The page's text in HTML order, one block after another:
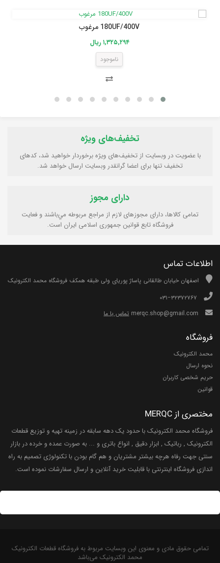
180UF/400V مرغوب
۱,۳۲۵,۲۹۴ ریال
ناموجود
تخفیف‌های ویژه
با عضویت در وبسایت از تخفیف‌های ویژه برخوردار خواهید شد، کدهای
تخفیف تنها برای اعضا گرانقدر وبسایت ارسال خواهد شد.
دارای مجوز
تمامی كالاها، دارای مجوزهای لازم از مراجع مربوطه مي‌باشند و فعایت
فروشگاه تابع قوانين جمهوری اسلامی ايران است.
اطلاعات تماس
اصفهان خیابان طالقانی پاساژ پوریای ولی طبقه همکف فروشگاه محمد الکترونیک
تماس با ما
فروشگاه
محمد الکترونیک
نحوه ارسال
حریم شخصی کاربران
قوانین
مختصری از MERQC
فروشگاه محمد الکترونیک با حدود یک دهه سابقه در زمینه تهیه و توزیع قطعات
الکترونیک , رباتیک , ابزار دقیق , انواع باتری و ... به صورت عمده و خرده در بازار
سنتی جهت رفاه هرچه بیشتر مشتریان و هم گام بودن با تکنولوژی تصمیم به راه
اندازی فروشگاه اینترنتی با قابلیت خرید آنلاین و ارسال سفارشات نموده است.
تمامی حقوق مادی و معنوی این وبسایت مربوط به فروشگاه قطعات الکترونیک
محمد الکترونیک می‌باشد